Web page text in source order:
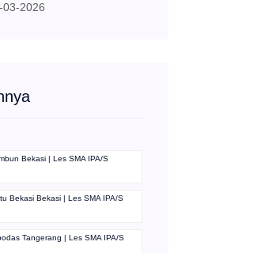
03-2026
Bekasi | Les SMA IPA/S
Bekasi Bekasi | Les SMA IPA/S
Tangerang | Les SMA IPA/S